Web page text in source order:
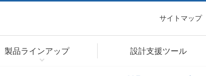
サイトマップ
製品ラインアップ 設計支援ツール